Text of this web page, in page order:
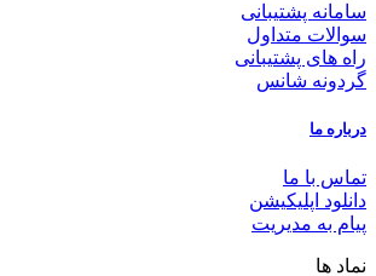
سامانه پشتیبانی
سوالات متداول
راه های پشتیبانی
گردونه شانس
درباره ما
تماس با ما
دانلود اپلیکیشن
پیام به مدیریت
نماد ها